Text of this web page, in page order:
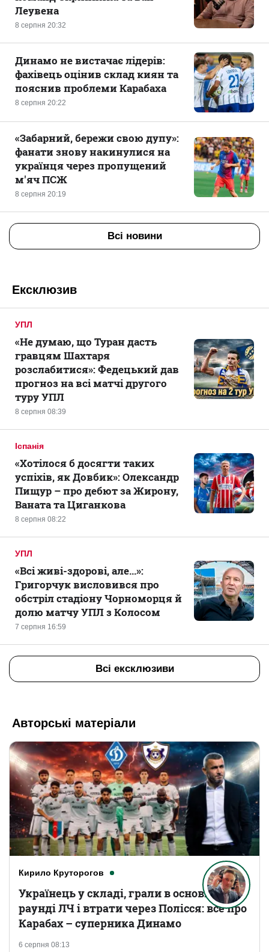
8 серпня 20:32
Леувена
8 серпня 20:22
Динамо не вистачає лідерів:
фахівець оцінив склад киян та
пояснив проблеми Карабаха
8 серпня 20:19
«Забарний, бережи свою дупу»:
фанати знову накинулися на
українця через пропущений
м'яч ПСЖ
Всі новини
Ексклюзив
УПЛ
8 серпня 08:39
«Не думаю, що Туран дасть
гравцям Шахтаря
розслабитися»: Федецький дав
прогноз на всі матчі другого
туру УПЛ
Іспанія
8 серпня 08:22
«Хотілося б досягти таких
успіхів, як Довбик»: Олександр
Пищур – про дебют за Жирону,
Ваната та Циганкова
УПЛ
7 серпня 16:59
«Всі живі-здорові, але...»:
Григорчук висловився про
обстріл стадіону Чорноморця й
долю матчу УПЛ з Колосом
Всі ексклюзиви
Авторські матеріали
Кирило Круторогов
6 серпня 08:13
Українець у складі, грали в основному
раунді ЛЧ і втрати через Полісся: все про
Карабах – суперника Динамо